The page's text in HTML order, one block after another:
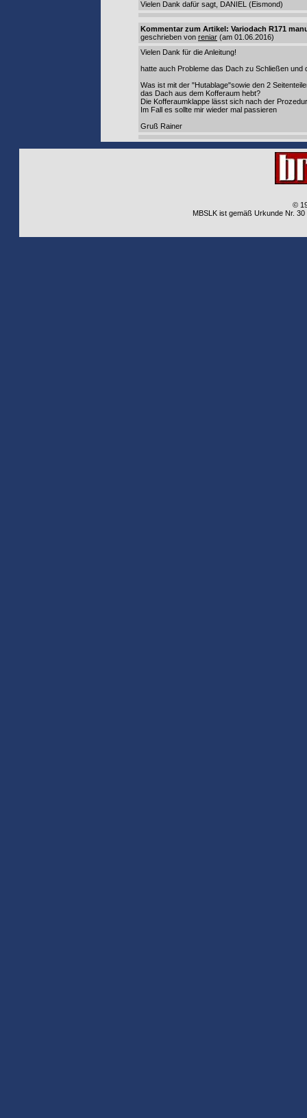
Vielen Dank dafür sagt, DANIEL (Eismond)
Kommentar zum Artikel: Variodach R171
geschrieben von reniar (am 01.06.2016)
Vielen Dank für die Anleitung!
hatte auch Probleme das Dach zu Schließen und
Was ist mit der "Hutablage"sowie den 2
das Dach aus dem Kofferaum hebt?
Die Kofferaumklappe lässt sich nach der
Im Fall es sollte mir wieder mal passieren
Gruß Rainer
©
MBSLK ist gemäß Urkunde Nr.